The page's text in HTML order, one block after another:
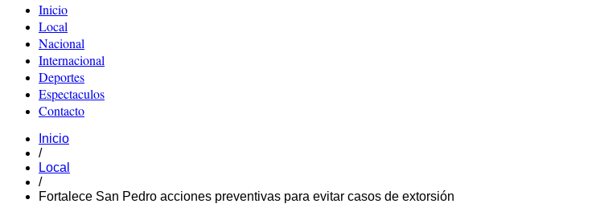
Inicio
Local
Nacional
Internacional
Deportes
Espectaculos
Contacto
Inicio
/
Local
/
Fortalece San Pedro acciones preventivas para evitar casos de extorsión